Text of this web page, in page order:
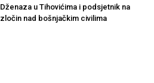
Dženaza u Tihovićima i podsjetnik na
zločin nad bošnjačkim civilima